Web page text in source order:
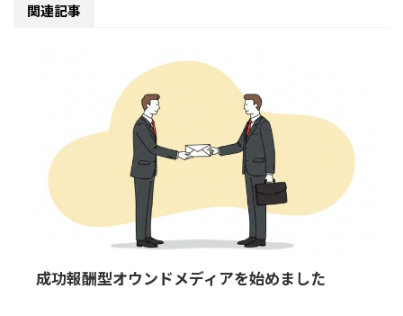
関連記事
成功報酬型オウンドメディアを始めました